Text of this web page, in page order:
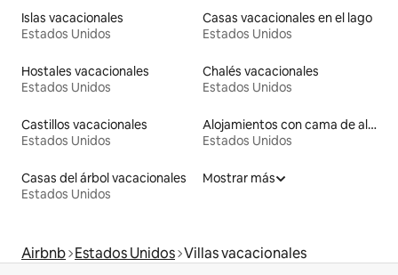
Islas vacacionales
Estados Unidos
Casas vacacionales en el lago
Estados Unidos
Hostales vacacionales
Estados Unidos
Chalés vacacionales
Estados Unidos
Castillos vacacionales
Estados Unidos
Alojamientos con cama de altura accesible
Estados Unidos
Casas del árbol vacacionales
Estados Unidos
Mostrar más
Airbnb Estados Unidos Villas vacacionales